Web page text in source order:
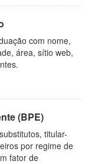
com nome,
área, sítio web,
(BPE)
titular-
por regime de
fator de